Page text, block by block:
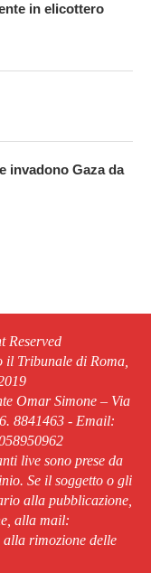
in elicottero
invadono Gaza da
Reserved
il Tribunale di Roma,
Omar Simone – Via
8841463 - Email:
live sono prese da
Se il soggetto o gli
alla pubblicazione,
alla mail:
alla rimozione delle